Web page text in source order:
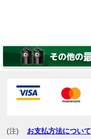
(注)
お支払方法について